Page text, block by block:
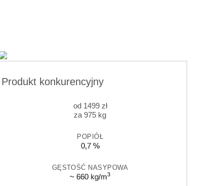
Produkt konkurencyjny
od1499 zł
za 975 kg
POPIÓŁ
0,7 %
GĘSTOŚĆ NASYPOWA
~ 660 kg/m3